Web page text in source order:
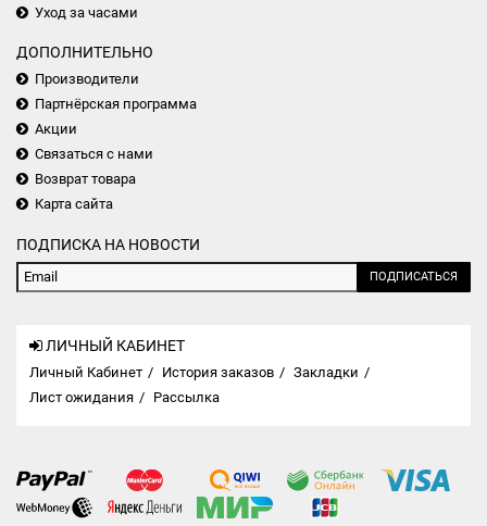
Уход за часами
ДОПОЛНИТЕЛЬНО
Производители
Партнёрская программа
Акции
Связаться с нами
Возврат товара
Карта сайта
ПОДПИСКА НА НОВОСТИ
ПОДПИСАТЬСЯ
ЛИЧНЫЙ КАБИНЕТ
Личный Кабинет История заказов
Закладки
Лист ожидания
Рассылка